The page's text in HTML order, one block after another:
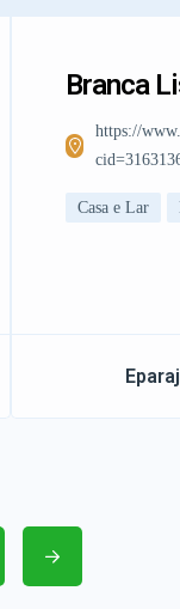
Branca
https://
Casa e Lar